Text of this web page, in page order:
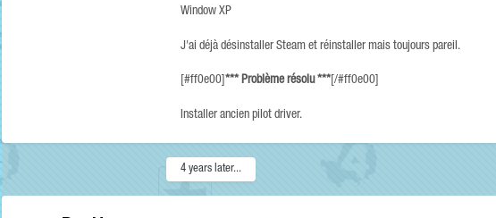
Window XP
J'ai déjà désinstaller Steam et réinstaller mais toujours pareil.
[#ff0e00] *** Problème résolu *** [/#ff0e00]
Installer ancien pilot driver.
4 years later...